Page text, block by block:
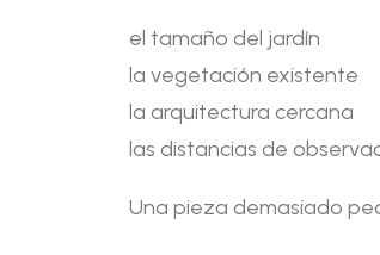
el tamaño del jardín
la vegetación existente
la arquitectura cercana
las distancias de
Una pieza demasiado